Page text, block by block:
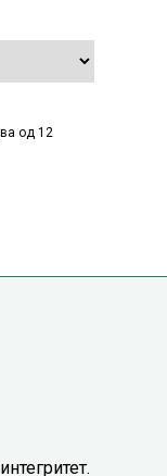
од 12